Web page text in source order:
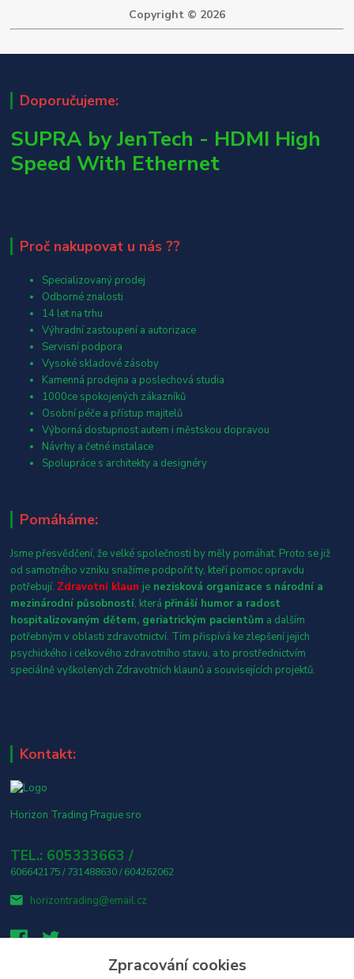
Copyright © 2026
Doporučujeme:
SUPRA by JenTech - HDMI High
Speed With Ethernet
Proč nakupovat u nás ??
Specializovaný prodej
Odborné znalosti
14 let na trhu
Výhradní zastoupení a autorizace
Servisní podpora
Vysoké skladové zásoby
Kamenná prodejna a poslechová studia
1000ce spokojených zákazníků
Osobní péče a přístup majitelů
Výborná dostupnost autem i městskou dopravou
Návrhy a četné instalace
Spolupráce s architekty a designéry
Pomáháme:
Jsme přesvědčení, že velké společnosti by měly pomáhat. Proto se již
od samotného vzniku snažíme podpořit ty, kteří pomoc opravdu
potřebují. Zdravotní klaun je nezisková organizace s národní a
mezinárodní působností, která přináší humor a radost
hospitalizovaným dětem, geriatrickým pacientům a dalším
potřebným v oblasti zdravotnictví. Tím přispívá ke zlepšení jejich
psychického i celkového zdravotního stavu, a to prostřednictvím
speciálně vyškolených Zdravotních klaunů a souvisejících projektů.
Kontakt:
Horizon Trading Prague sro
TEL.: 605333663 /
606642175 / 731488630 / 604262062
horizontrading@email.cz
Zpracování cookies